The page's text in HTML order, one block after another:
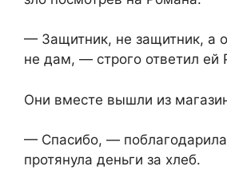
— Защитник, не защитник, а
не дам, — строго ответил ей
Они вместе вышли из
— Спасибо, — поблагодарила
протянула деньги за хлеб.